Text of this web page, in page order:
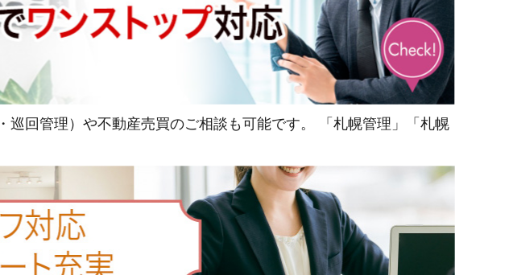
回管理）や不動産売買のご相談も可能です。 「札幌管理」「札幌